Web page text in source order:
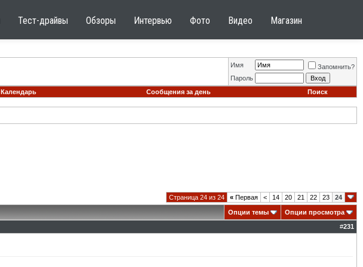
Тест-драйвы Обзоры Интервью Фото Видео Магазин
Имя
Запомнить?
Пароль
Календарь Сообщения за день Поиск
Страница 24 из 24 « Первая < 14 20 21 22 23 24
Опции темы
Опции просмотра
#231